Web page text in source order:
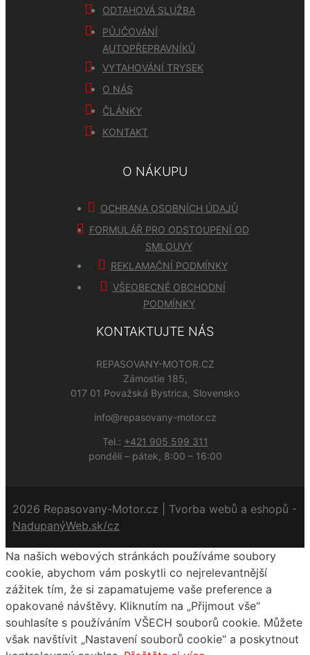
ODTAHOVÁ SLUŽBA
PŮJČOVÁNÍ
AUTOPŘEPRAVNÍKŮ
VYTAHOVÁNÍ TRYSEK
O NÁS
ČLÁNKY
KONTAKT
O NÁKUPU
OCHRANA OSOBNÍCH ÚDAJŮ
FORMULÁŘ PRO ODSTOUPENÍ OD
SMLOUVY
REKLAMAČNÍ PODMÍNKY
VŠEOBECNÉ OBCHODNÍ
PODMÍNKY
KONTAKTUJTE NÁS
REPASOVANY-MOTOR.CZ
Zámostie 185,
017 01 Považská Bystrica, Slovensko
info@repasovany-motor.cz
Tel.: +421 905 599 311
pondělí – pátek, 8:00 – 16:00
2026 Repasovany-Motor.cz | Tvorba webů a eshopů -
NadupanýWeb.sk/cz
Na našich webových stránkách používáme soubory
cookie, abychom vám poskytli co nejrelevantnější
zážitek tím, že si zapamatujeme vaše preference a
opakované návštěvy. Kliknutím na „Přijmout vše“
souhlasíte s používáním VŠECH souborů cookie. Můžete
však navštívit „Nastavení souborů cookie“ a poskytnout